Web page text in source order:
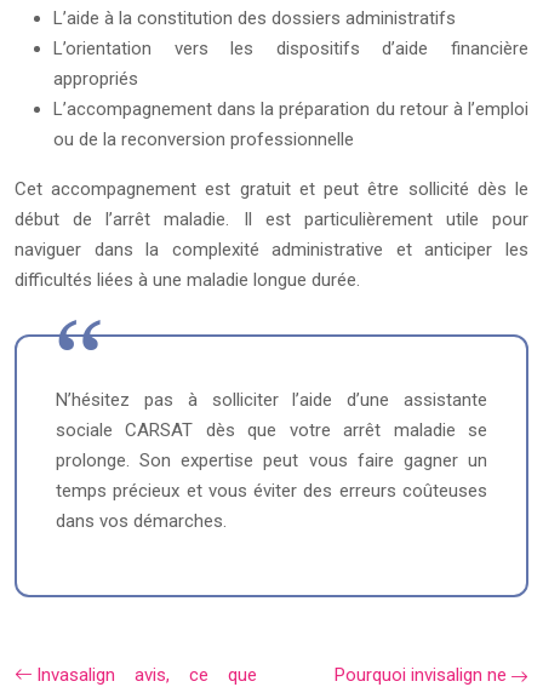
L’aide à la constitution des dossiers administratifs
L’orientation vers les dispositifs d’aide financière
appropriés
L’accompagnement dans la préparation du retour à l’emploi
ou de la reconversion professionnelle
Cet accompagnement est gratuit et peut être sollicité dès le
début de l’arrêt maladie. Il est particulièrement utile pour
naviguer dans la complexité administrative et anticiper les
difficultés liées à une maladie longue durée.
N’hésitez pas à solliciter l’aide d’une assistante
sociale CARSAT dès que votre arrêt maladie se
prolonge. Son expertise peut vous faire gagner un
temps précieux et vous éviter des erreurs coûteuses
dans vos démarches.
Invasalign avis, ce que
Pourquoi invisalign ne